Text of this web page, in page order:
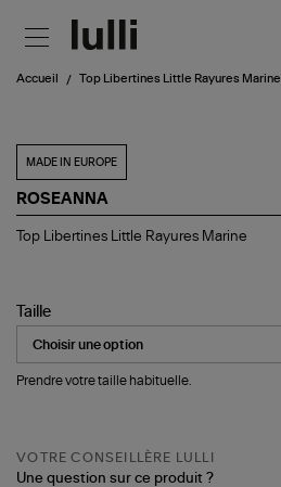
Accueil Top Libertines Little Rayures Marine
MADE IN EUROPE
ROSEANNA
Top
Marine
Top Libertines Little Rayures Marine
Taille
Prendre votre taille habituelle.
VOTRE CONSEILLÈRE LULLI
Une question sur ce produit ?